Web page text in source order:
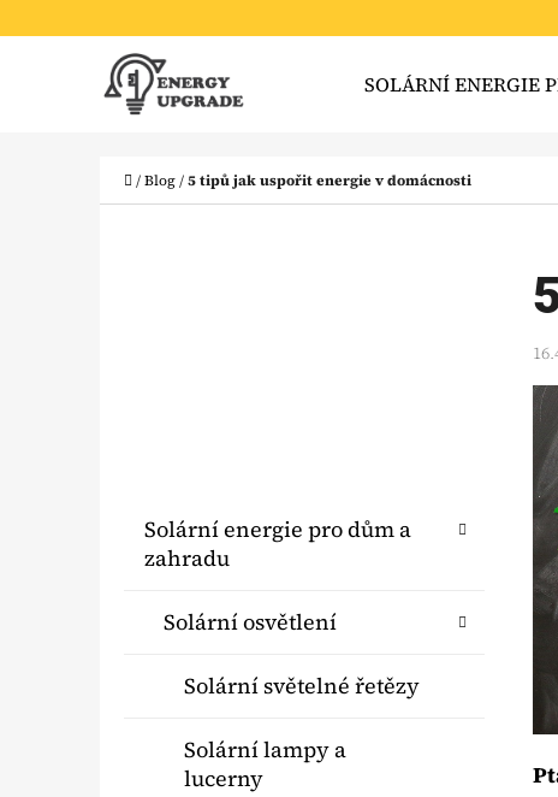
SOLÁRNÍ ENERGIE
Domů
/Blog/5 tipů jak uspořit energie v domácnosti
Přeskočit
kategorie
Solární energie pro dům a
zahradu
Solární osvětlení
Solární světelné řetězy
Solární lampy a
lucerny
Zpět
do
Zpět
do
SOLÁRNÍ FONTÁNA PRO ZAHRADNÍ
790 Kč
3